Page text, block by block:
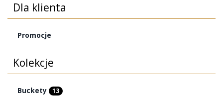
Dla klienta
Promocje
Kolekcje
Buckety 13